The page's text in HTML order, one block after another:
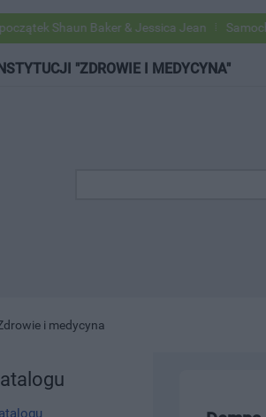
Shaun Baker & Jessica Jean
"ZDROWIE I MEDYCYNA"
i medycyna